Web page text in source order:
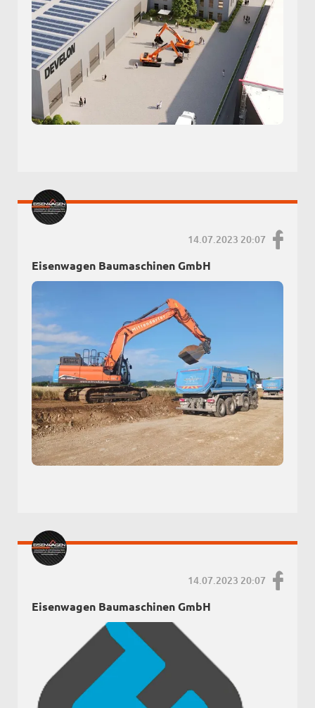
14.07.2023 20:07
Eisenwagen Baumaschinen GmbH
14.07.2023 20:07
Eisenwagen Baumaschinen GmbH